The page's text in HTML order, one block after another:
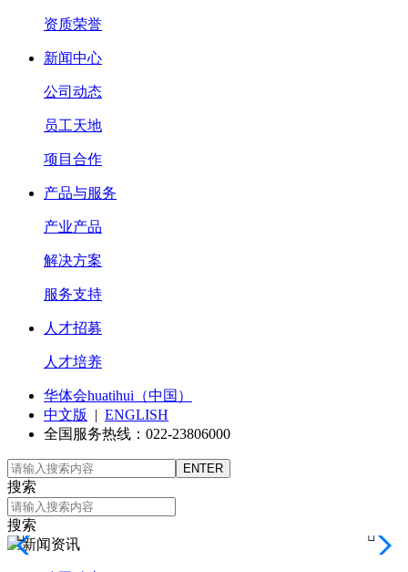
资质荣誉
新闻中心
公司动态
员工天地
项目合作
产品与服务
产业产品
解决方案
服务支持
人才招募
人才培养
华体会huatihui（中国）
中文版
| ENGLISH
全国服务热线：022-23806000
搜索
搜索
 